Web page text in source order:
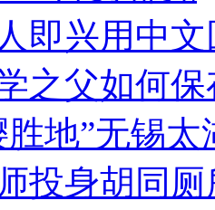
即兴用中
之父如何
胜地”无锡
投身胡同